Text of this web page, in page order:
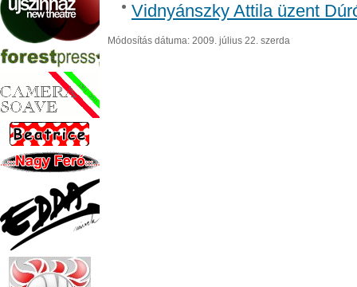
Vidnyánszky Attila üzent
Módosítás dátuma: 2009. július 22. szerda